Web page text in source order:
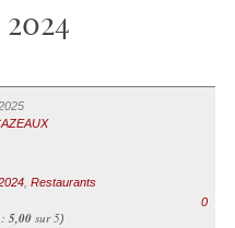
2024
, Restaurants
5,00sur 5)
0